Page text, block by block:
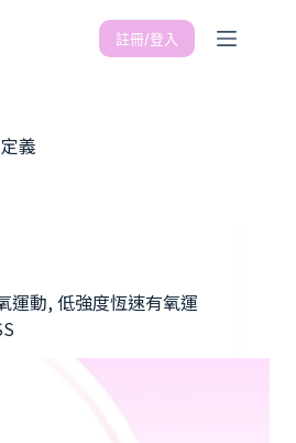
註冊/登入
義
運動, 低強度恆速有氧運